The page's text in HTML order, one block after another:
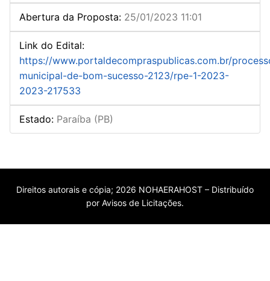
Abertura da Proposta: 25/01/2023 11:01
Link do Edital:
https://www.portaldecompraspublicas.com.br/
municipal-de-bom-sucesso-2123/rpe-1-2023-
2023-217533
Estado: Paraíba (PB)
Direitos autorais e cópia; 2026 NOHAERAHOST – Distribuído
por Avisos de Licitações.